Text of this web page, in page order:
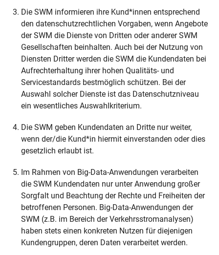
Die SWM informieren ihre Kund*innen entsprechend
den datenschutzrechtlichen Vorgaben, wenn Angebote
der SWM die Dienste von Dritten oder anderer SWM
Gesellschaften beinhalten. Auch bei der Nutzung von
Diensten Dritter werden die SWM die Kundendaten bei
Aufrechterhaltung ihrer hohen Qualitäts- und
Servicestandards bestmöglich schützen. Bei der
Auswahl solcher Dienste ist das Datenschutzniveau
ein wesentliches Auswahlkriterium.
Die SWM geben Kundendaten an Dritte nur weiter,
wenn der/die Kund*in hiermit einverstanden oder dies
gesetzlich erlaubt ist.
Im Rahmen von Big-Data-Anwendungen verarbeiten
die SWM Kundendaten nur unter Anwendung großer
Sorgfalt und Beachtung der Rechte und Freiheiten der
betroffenen Personen. Big-Data-Anwendungen der
SWM (z.B. im Bereich der Verkehrsstromanalysen)
haben stets einen konkreten Nutzen für diejenigen
Kundengruppen, deren Daten verarbeitet werden.